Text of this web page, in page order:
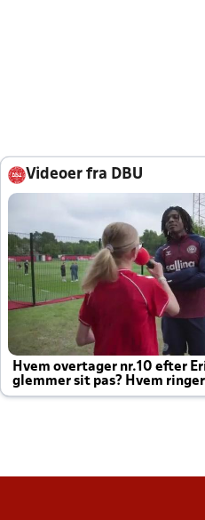
Videoer fra DBU
Hvem overtager nr.10 efter
glemmer sit pas? Hvem
altid til efter kampe?